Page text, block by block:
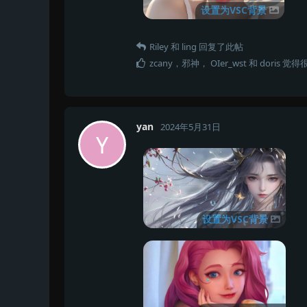
设置为VSC背景
Riley和 ling 回复了此帖
zcany ， 邪神 ， OIer_wst和 doris觉得
Y
yan 2024年5月31日
设置为VSC背景